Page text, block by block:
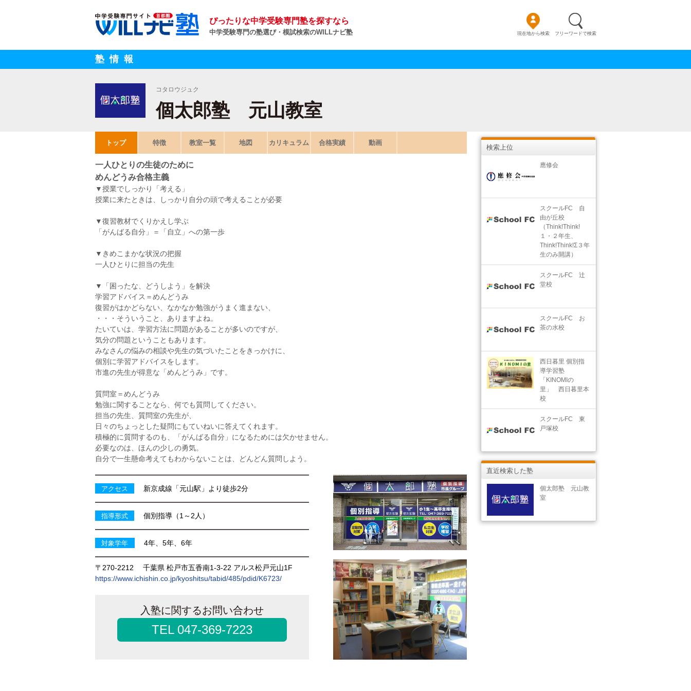
ぴったりな中学受験専門塾を探すなら
中学受験専門の塾選び・模試検索のWILLナビ塾 現在地から検索 フリーワードで検索
塾情報
コタロウジュク
個太郎塾 元山教室
トップ 特徴 教室一覧 地図 カリキュラム 合格実績 動画
一人ひとりの生徒のために
めんどうみ合格主義
▼授業でしっかり「考える」
授業に来たときは、しっかり自分の頭で考えることが必要
▼復習教材でくりかえし学ぶ
「がんばる自分」＝「自立」への第一歩
▼きめこまかな状況の把握
一人ひとりに担当の先生
▼「困ったな、どうしよう」を解決
学習アドバイス＝めんどうみ
復習がはかどらない、なかなか勉強がうまく進まない、
・・・そういうこと、ありますよね。
たいていは、学習方法に問題があることが多いのですが、
気分の問題ということもあります。
みなさんの悩みの相談や先生の気づいたことをきっかけに、
個別に学習アドバイスをします。
市進の先生が得意な「めんどうみ」です。
質問室＝めんどうみ
勉強に関することなら、何でも質問してください。
担当の先生、質問室の先生が、
日々のちょっとした疑問にもていねいに答えてくれます。
積極的に質問するのも、「がんばる自分」になるためには欠かせません。
必要なのは、ほんの少しの勇気。
自分で一生懸命考えてもわからないことは、どんどん質問しよう。
アクセス 新京成線「元山駅」より徒歩2分
指導形式 個別指導（1～2人）
対象学年 4年、5年、6年
〒270-2212
千葉県 松戸市五香南1-3-22 アルス松戸元山1F
https://www.ichishin.co.jp/kyoshitsu/tabid/485/pdid/K6723/
入塾に関するお問い合わせ
TEL 047-369-7223
検索上位
應修会
スクールFC 自
由が丘校
（Think!Think!
１・２年生、
Think!Think!Σ３年
生のみ開講）
スクールFC 辻
堂校
スクールFC お
茶の水校
西日暮里 個別指
導学習塾
「KINOMIの
里」 西日暮里本
校
スクールFC 東
戸塚校
直近検索した塾
個太郎塾 元山教
室